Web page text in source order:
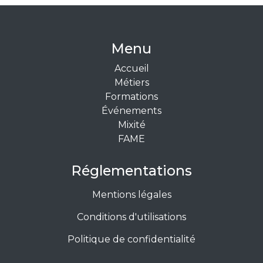
Menu
Accueil
Métiers
Formations
Événements
Mixité
FAME
Réglementations
Mentions légales
Conditions d'utilisations
Politique de confidentialité